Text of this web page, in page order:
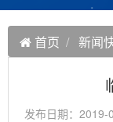
首页 新闻
发布日期：